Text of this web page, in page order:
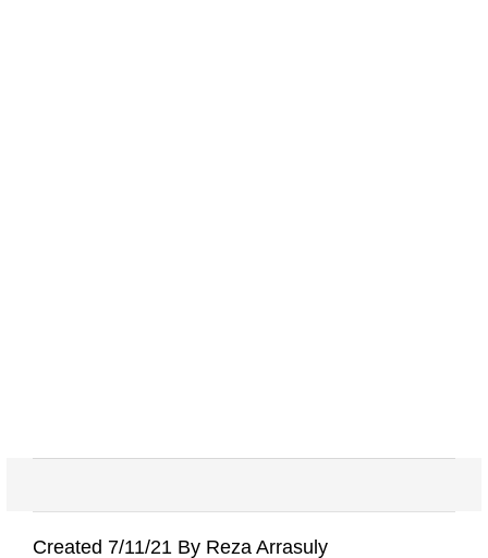
Created 7/11/21 By Reza Arrasuly